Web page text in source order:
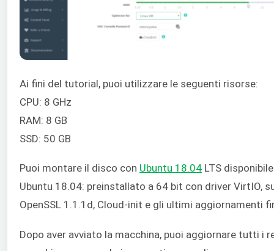
Ai fini del tutorial, puoi utilizzare le seguenti risorse:
CPU: 8 GHz
RAM: 8 GB
SSD: 50 GB
Puoi montare il disco con Ubuntu 18.04 LTS
Ubuntu 18.04: preinstallato a 64 bit con driver VirtIO,
OpenSSL 1.1.1d, Cloud-init e gli ultimi aggiornamenti
Dopo aver avviato la macchina, puoi aggiornare tutti i